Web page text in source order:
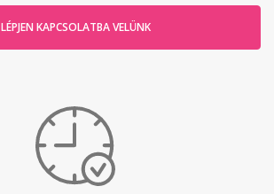
LÉPJEN KAPCSOLATBA VELÜNK